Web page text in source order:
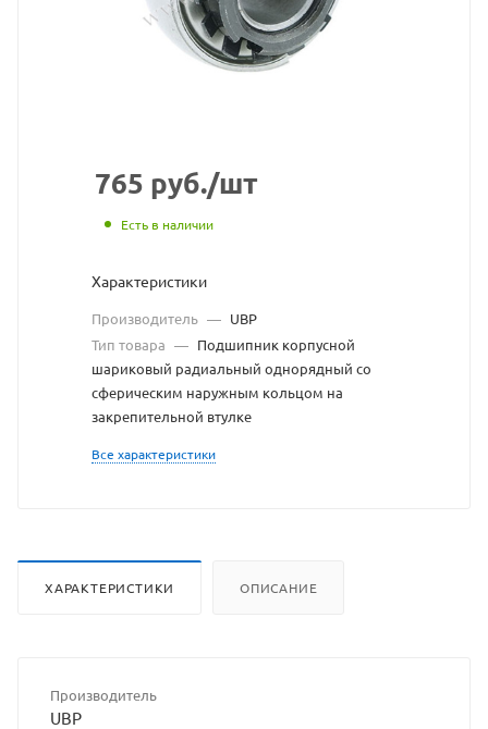
https://
по
разрешения
владельца
765 руб./шт
Есть в наличии
Характеристики
Производитель — UBP
Тип товара — Подшипник корпусной
шариковый радиальный однорядный со
сферическим наружным кольцом на
закрепительной втулке
Все характеристики
ХАРАКТЕРИСТИКИ ОПИСАНИЕ
Производитель
UBP